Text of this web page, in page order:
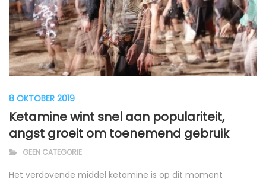
8 OKTOBER 2019
Ketamine wint snel aan populariteit,
angst groeit om toenemend gebruik
GEEN CATEGORIE
Het verdovende middel ketamine is op dit moment